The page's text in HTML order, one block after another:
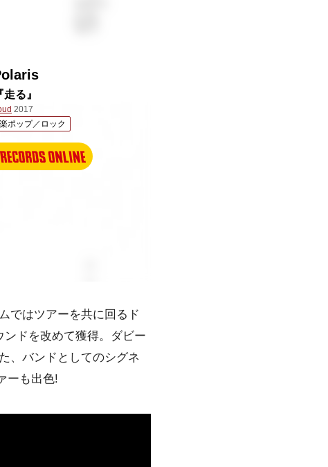
走る』
2017
ポップ／ロック
ではツアーを共に回るド
ドを改めて獲得。ダビー
、バンドとしてのシグネ
ーも出色!